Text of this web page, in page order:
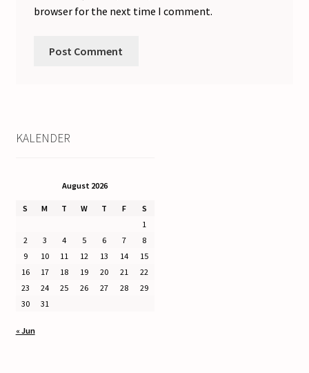
browser for the next time I comment.
KALENDER
August 2026
S M T W T F
S
1
2
3 4 5 6 7
8
9
10 11 12 13 14
15
16
17 18 19 20 21
22
23
24 25 26 27 28
29
30
31
« Jun